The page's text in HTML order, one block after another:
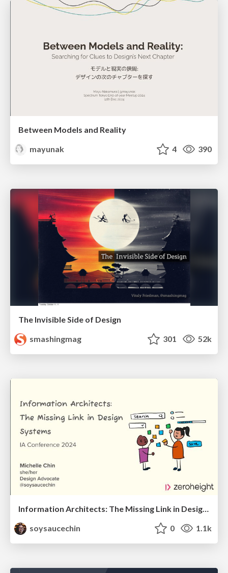
Between Models and Reality
mayunak
4 390
The Invisible Side of Design
smashingmag
301 52k
Information Architects: The Missing Link in Design Systems
soysaucechin
0 1.1k